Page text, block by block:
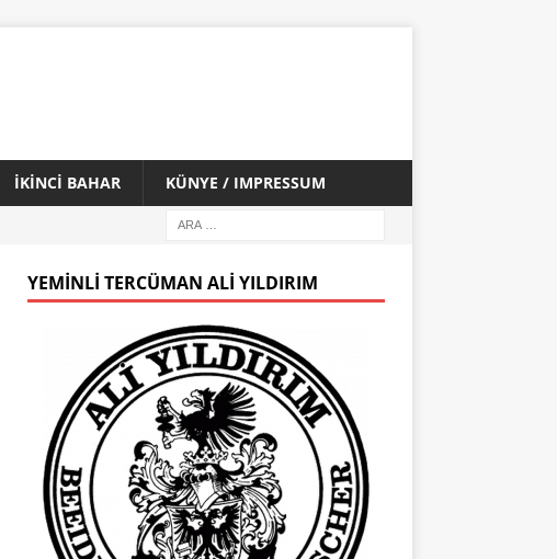
İKİNCİ BAHAR KÜNYE / IMPRESSUM
YEMINLI TERCÜMAN ALI YILDIRIM